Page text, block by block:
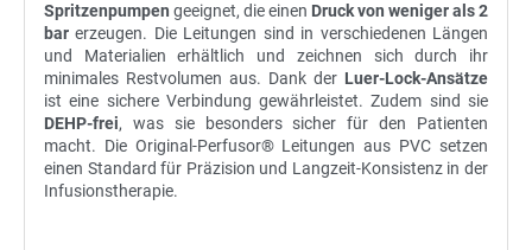
Spritzenpumpen geeignet, die einen Druck von weniger als 2
bar erzeugen. Die Leitungen sind in verschiedenen Längen
und Materialien erhältlich und zeichnen sich durch ihr
minimales Restvolumen aus. Dank der Luer-Lock-Ansätze
ist eine sichere Verbindung gewährleistet. Zudem sind sie
DEHP-frei, was sie besonders sicher für den Patienten
macht. Die Original-Perfusor® Leitungen aus PVC setzen
einen Standard für Präzision und Langzeit-Konsistenz in der
Infusionstherapie.